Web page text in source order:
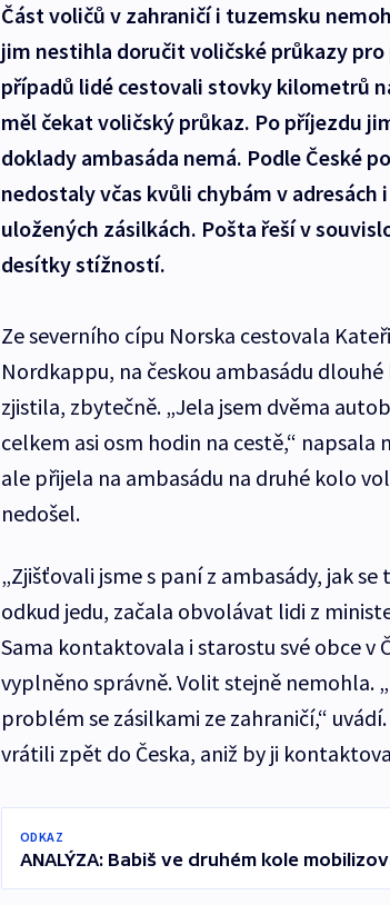
Část voličů v zahraničí i tuzemsku
jim nestihla doručit voličské průkazy pro
případů lidé cestovali stovky kilometrů
měl čekat voličský průkaz. Po příjezdu
doklady ambasáda nemá. Podle České
nedostaly včas kvůli chybám v
uložených zásilkách. Pošta řeší v
desítky stížností.
Ze severního cípu Norska cestovala
Nordkappu, na českou ambasádu
zjistila, zbytečně. „Jela jsem dvěma
celkem asi osm hodin na cestě,“
ale přijela na ambasádu na druhé kolo
nedošel.
„Zjišťovali jsme s paní z ambasády, jak
odkud jedu, začala obvolávat lidi z
Sama kontaktovala i starostu své obce v
vyplněno správně. Volit stejně nemohla.
problém se zásilkami ze zahraničí,“
vrátili zpět do Česka, aniž by ji
ODKAZ
ANALÝZA: Babiš ve druhém kole